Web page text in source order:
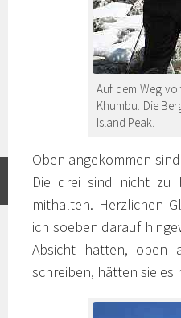
Auf dem Weg
Khumbu. Die
Island Peak.
Oben angekommen
Die drei sind nicht
mithalten. Herzlichen
ich soeben darauf
Absicht hatten, oben
schreiben, hätten sie es